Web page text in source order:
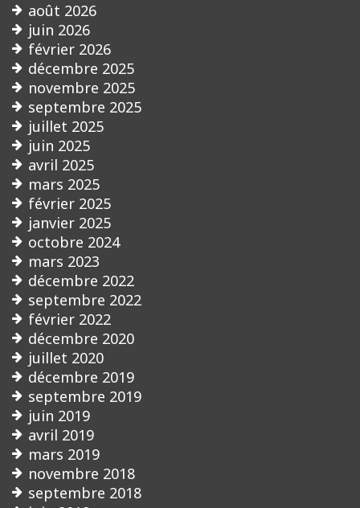
août 2026
juin 2026
février 2026
décembre 2025
novembre 2025
septembre 2025
juillet 2025
juin 2025
avril 2025
mars 2025
février 2025
janvier 2025
octobre 2024
mars 2023
décembre 2022
septembre 2022
février 2022
décembre 2020
juillet 2020
décembre 2019
septembre 2019
juin 2019
avril 2019
mars 2019
novembre 2018
septembre 2018